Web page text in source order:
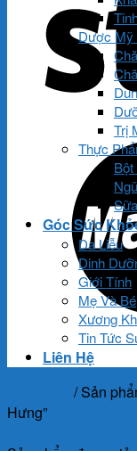
Dược Mỹ
Trị
Thực
Góc Sức
Da Liễu
Dinh
Giới Tính
Mẹ Và Bé
Xương
Tin Tức
Liên Hệ
/Sản
Hưng”